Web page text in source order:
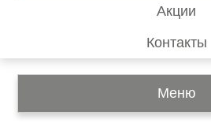
Акции
Контакты
Меню